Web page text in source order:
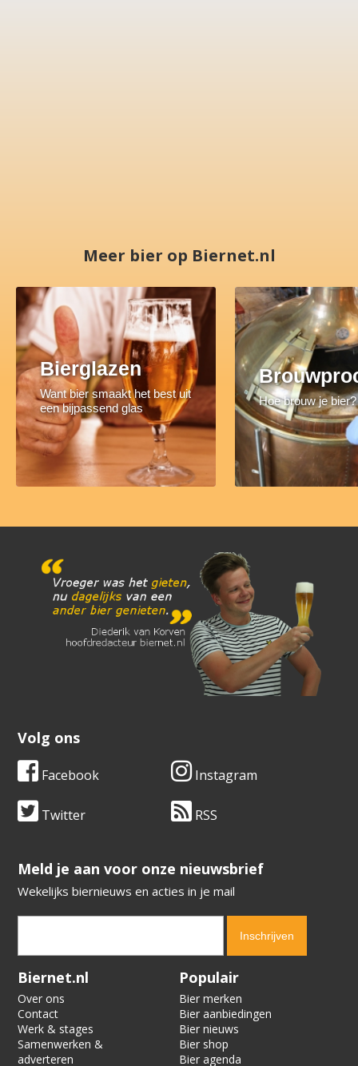
Meer bier op Biernet.nl
Bierglazen
Want bier smaakt het best uit
een bijpassend glas
Hoe brouw je bier?
Volg ons
Facebook Instagram
Twitter RSS
​​​​​​​Meld je aan voor onze nieuwsbrief
Wekelijks biernieuws en acties in je mail
Verification code:
Biernet.nl
Over ons
Contact
Werk & stages
Samenwerken &
adverteren
Populair
Bier merken
Bier aanbiedingen
Bier nieuws
Bier shop
Bier agenda